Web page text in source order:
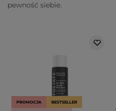
pewność siebie.
PROMOCJA BESTSELLER